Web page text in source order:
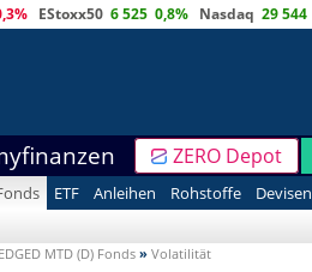
EStoxx50 6 525 0,8% Nasdaq 29 544
ZERO Depot
ETF Anleihen Rohstoffe Devisen
MTD (D) Fonds » Volatilität